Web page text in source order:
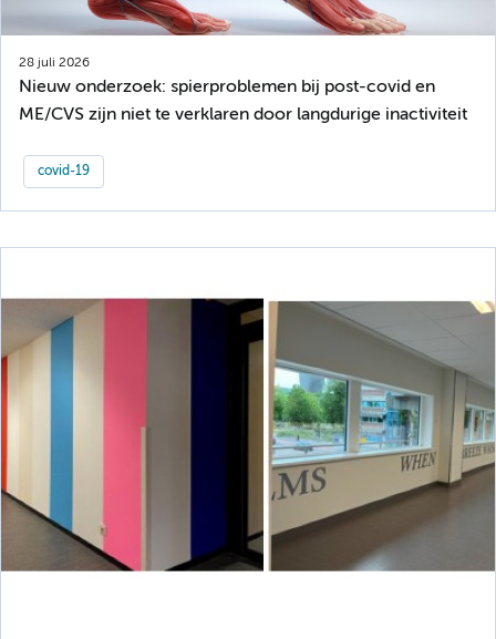
28 juli 2026
Nieuw onderzoek: spierproblemen bij post-covid en
ME/CVS zijn niet te verklaren door langdurige inactiviteit
covid-19